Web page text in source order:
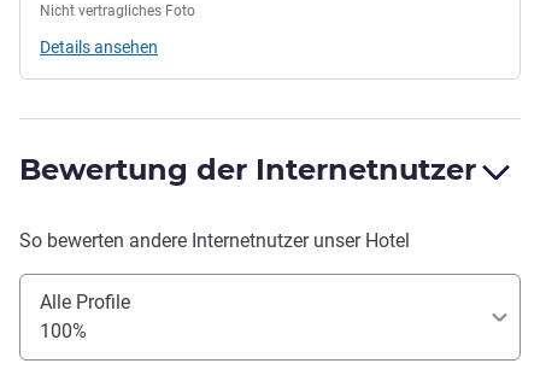
Nicht vertragliches Foto
Details ansehen
Bewertung der Internetnutzer
So bewerten andere Internetnutzer unser Hotel
Alle Profile
100%